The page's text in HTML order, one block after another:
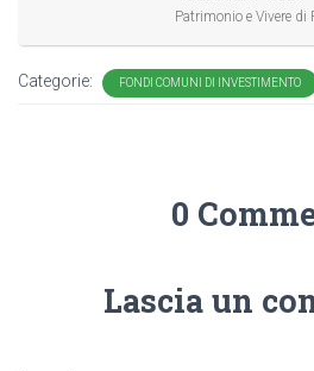
Patrimonio e Vivere di
Categorie: FONDI COMUNI DI INVESTIMENTO
0
Lascia un